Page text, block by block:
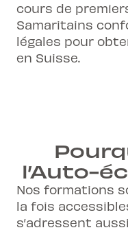
cours de
Samaritains
légales pour
en Suisse.
l’Auto-
Nos formations
la fois
s’adressent